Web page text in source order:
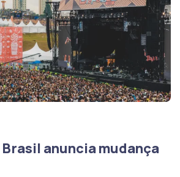
anuncia mudança